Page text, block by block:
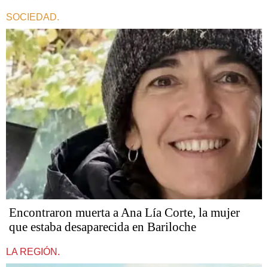
SOCIEDAD.
Encontraron muerta a Ana Lía Corte, la mujer
que estaba desaparecida en Bariloche
LA REGIÓN.